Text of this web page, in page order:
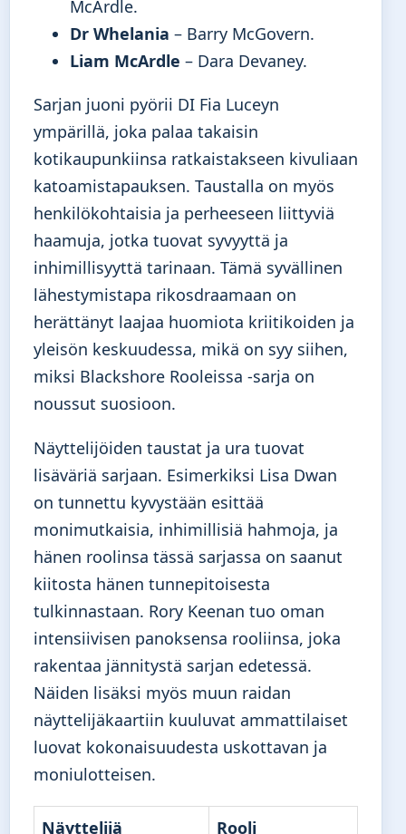
McArdle.
Dr Whelania – Barry McGovern.
Liam McArdle – Dara Devaney.
Sarjan juoni pyörii DI Fia Luceyn
ympärillä, joka palaa takaisin
kotikaupunkiinsa ratkaistakseen kivuliaan
katoamistapauksen. Taustalla on myös
henkilökohtaisia ja perheeseen liittyviä
haamuja, jotka tuovat syvyyttä ja
inhimillisyyttä tarinaan. Tämä syvällinen
lähestymistapa rikosdraamaan on
herättänyt laajaa huomiota kriitikoiden ja
yleisön keskuudessa, mikä on syy siihen,
miksi Blackshore Rooleissa -sarja on
noussut suosioon.
Näyttelijöiden taustat ja ura tuovat
lisäväriä sarjaan. Esimerkiksi Lisa Dwan
on tunnettu kyvystään esittää
monimutkaisia, inhimillisiä hahmoja, ja
hänen roolinsa tässä sarjassa on saanut
kiitosta hänen tunnepitoisesta
tulkinnastaan. Rory Keenan tuo oman
intensiivisen panoksensa rooliinsa, joka
rakentaa jännitystä sarjan edetessä.
Näiden lisäksi myös muun raidan
näyttelijäkaartiin kuuluvat ammattilaiset
luovat kokonaisuudesta uskottavan ja
moniulotteisen.
Näyttelijä
Rooli